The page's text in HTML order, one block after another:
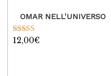
OMAR NELL'UNIVERSO
Valutato
12,00€